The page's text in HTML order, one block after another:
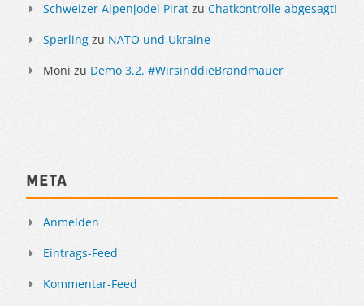
Schweizer Alpenjodel Pirat zu Chatkontrolle abgesagt!
Sperling zu NATO und Ukraine
Moni zu Demo 3.2. #WirsinddieBrandmauer
Meta
Anmelden
Eintrags-Feed
Kommentar-Feed